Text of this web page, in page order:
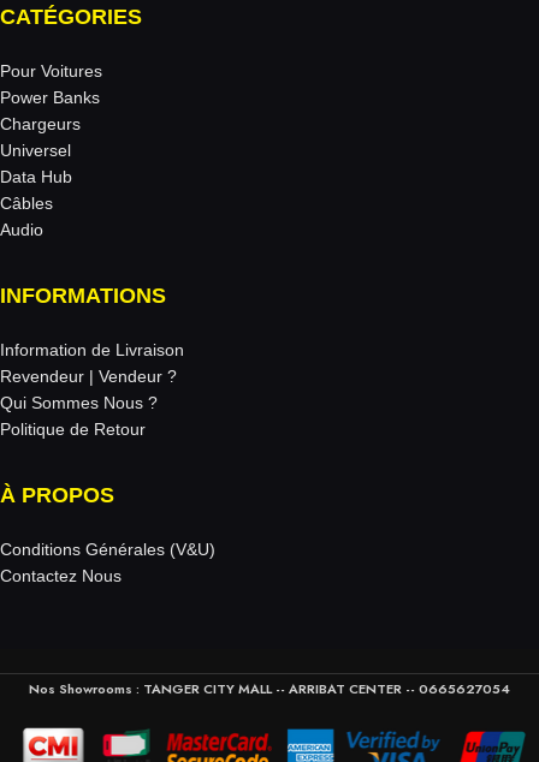
CATÉGORIES
Pour Voitures
Power Banks
Chargeurs
Universel
Data Hub
Câbles
Audio
INFORMATIONS
Information de Livraison
Revendeur | Vendeur ?
Qui Sommes Nous ?
Politique de Retour
À PROPOS
Conditions Générales (V&U)
Contactez Nous
Nos Showrooms : TANGER CITY MALL -- ARRIBAT CENTER -- 0665627054‬